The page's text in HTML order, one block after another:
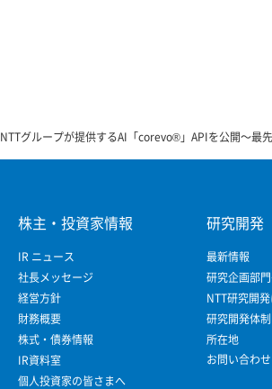
NTTグループが提供するAI「corevo®」APIを公開～最
株主・投資家情報
IR ニュース
社長メッセージ
経営方針
財務概要
株式・債券情報
IR資料室
個人投資家の皆さまへ
研究開発
最新情報
研究企画部
NTT研究開
研究開発体制
所在地
お問い合わせ